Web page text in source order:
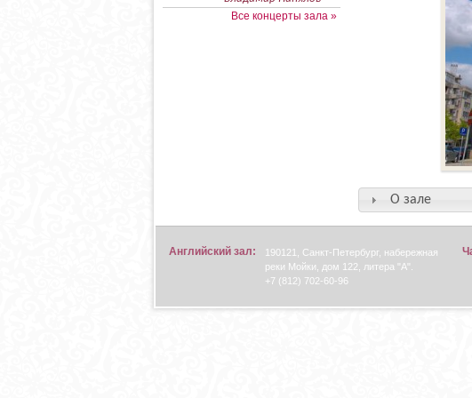
О зале
Все концерты зала »
Английский зал:
190121, Санкт-Петербург, набережная
реки Мойки, дом 122, литера "А".
+7 (812) 702-60-96